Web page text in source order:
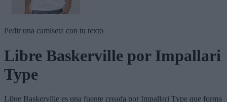
Pedir una camiseta con tu texto
Libre Baskerville por Impallari
Type
Libre Baskerville es una fuente creada por Impallari Type que forma